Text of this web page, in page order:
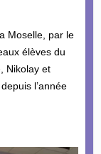
Moselle, par le
élèves du
Nikolay et
l’année